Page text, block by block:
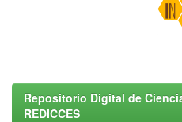
Repositorio Digital de
REDICCES